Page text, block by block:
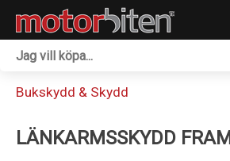
Bukskydd & Skydd
LÄNKARMSSKYDD FRAM